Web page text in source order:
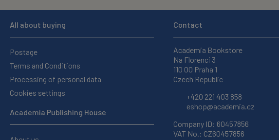
All about buying
Postage
Terms and Conditions
Processing of personal data
Cookies settings
Academia Publishing House
Contact
Academia Bookstore
Na Florenci 3
110 00 Praha 1
Czech Republic
+420 221 403 858
eshop@academia.cz
Company ID: 60457856
VAT No.: CZ60457856